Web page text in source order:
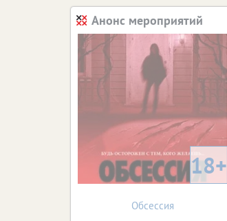
Анонс мероприятий
18+
Обсессия